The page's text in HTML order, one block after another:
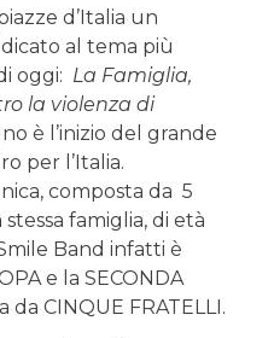
d’Italia un
al tema più
oggi: La Famiglia,
la violenza di
è l’inizio del grande
per l’Italia.
composta da 5
famiglia, di età
Band infatti è
e la SECONDA
da CINQUE FRATELLI.